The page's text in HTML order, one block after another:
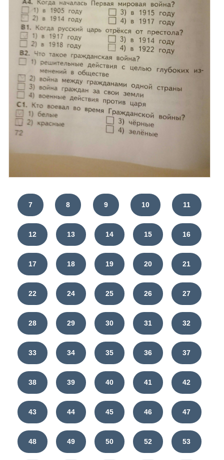
7 8 9 10 11
12 13 14 15 16
17 18 19 20 21
22 24 25 26 27
28 29 30 31 32
33 34 35 36 37
38 39 40 41 42
43 44 45 46 47
48 49 50 52 53